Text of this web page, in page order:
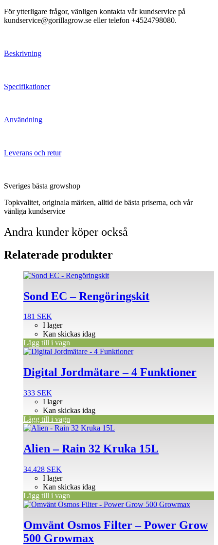
För ytterligare frågor, vänligen kontakta vår kundservice på
kundservice@gorillagrow.se eller telefon +4524798080.
Beskrivning
Specifikationer
Användning
Leverans och retur
Sveriges bästa growshop
Topkvalitet, originala märken, alltid de bästa priserna, och vår
vänliga kundservice
Andra kunder köper också
Relaterade produkter
Sond EC – Rengöringskit
181 SEK
I lager
Kan skickas idag
Lägg till i vagn
Digital Jordmätare – 4 Funktioner
333 SEK
I lager
Kan skickas idag
Lägg till i vagn
Alien – Rain 32 Kruka 15L
34.428 SEK
I lager
Kan skickas idag
Lägg till i vagn
Omvänt Osmos Filter – Power Grow
500 Growmax